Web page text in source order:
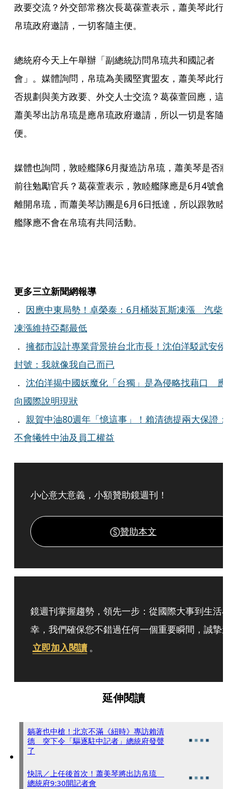
政要交流？外交部常務次長葛葆萱表示，蕭美琴此行
帛琉政府邀請，一切客隨主便。
總統府今天上午舉辦「副總統訪問帛琉共和國記者
會」。媒體詢問，帛琉為美國堅實盟友，蕭美琴此行
否規劃與美方政要、外交人士交流？葛葆萱回應，這
蕭美琴出訪帛琉是應帛琉政府邀請，所以一切是客隨
便。
媒體也詢問，敦睦艦隊6月擬造訪帛琉，蕭美琴是否
前往勉勵官兵？葛葆萱表示，敦睦艦隊應是6月4號會
離開帛琉，而蕭美琴訪團是6月6日抵達，所以跟敦睦
艦隊應不會在帛琉有共同活動。
更多三立新聞網報導
． 因應中東局勢！卓榮泰：6月桶裝瓦斯凍漲 汽柴
凍漲維持亞鄰最低
． 擁都市設計專業背景拚台北市長！沈伯洋駁武安侯
封號：我就像我自己而已
． 沈伯洋揭中國妖魔化「台獨」是為侵略找藉口 應
向國際說明現狀
． 親賀中油80週年「憶這事」！賴清德提兩大保證：
不會犧牲中油及員工權益
小心意大意義，小額贊助鏡週刊！
贊助本文
鏡週刊掌握趨勢，領先一步：從國際大事到生活
幸，我們確保您不錯過任何一個重要瞬間，誠摯
立即加入閱讀 。
延伸閱讀
躺著也中槍！北京不滿《紐時》專訪賴清
德 突下令「驅逐駐中記者」總統府發聲
了
快訊／上任後首次！蕭美琴將出訪帛琉
總統府9:30開記者會